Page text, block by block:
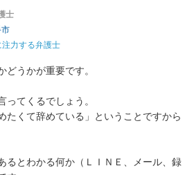
士
力する弁護士
どうかが重要です。
ってくるでしょう。
たくて辞めている」ということですから
るとわかる何か（ＬＩＮＥ、メール、録